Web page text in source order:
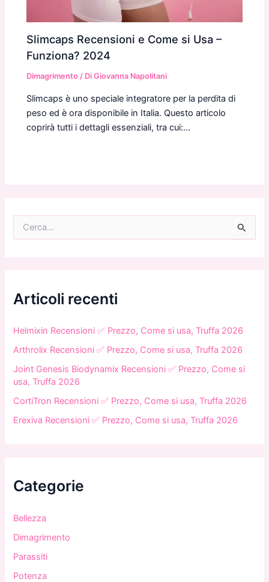
Slimcaps Recensioni e Come si Usa –
Funziona? 2024
Dimagrimento / DiGiovanna Napolitani
Slimcaps è uno speciale integratore per la perdita di
peso ed è ora disponibile in Italia. Questo articolo
coprirà tutti i dettagli essenziali, tra cui:…
Articoli recenti
Helmixin Recensioni ✅ Prezzo, Come si usa, Truffa 2026
Arthrolix Recensioni ✅ Prezzo, Come si usa, Truffa 2026
Joint Genesis Biodynamix Recensioni ✅ Prezzo, Come si
usa, Truffa 2026
CortiTron Recensioni ✅ Prezzo, Come si usa, Truffa 2026
Erexiva Recensioni ✅ Prezzo, Come si usa, Truffa 2026
Categorie
Bellezza
Dimagrimento
Parassiti
Potenza